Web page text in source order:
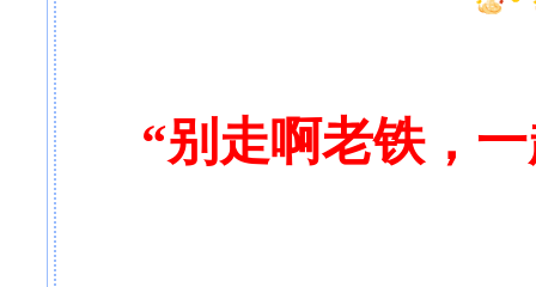
“别走啊老铁，